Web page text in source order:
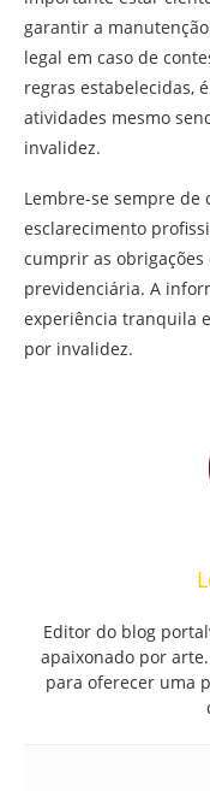
garantir a
legal em caso de
regras estabelecidas,
atividades mesmo
invalidez.
Lembre-se sempre de
esclarecimento
cumprir as obrigações
previdenciária. A
experiência tranquila
por invalidez.
Editor do blog
apaixonado por
para oferecer uma